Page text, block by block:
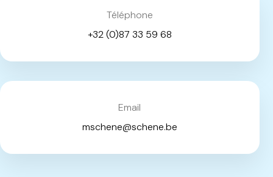
Téléphone
+32 (0)87 33 59 68
Email
mschene@schene.be